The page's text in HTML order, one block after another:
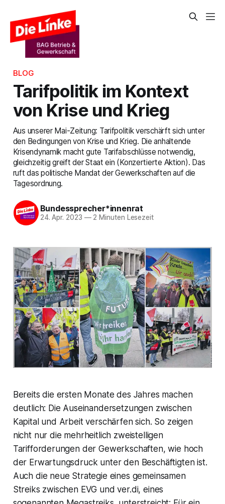
BLOG
Tarifpolitik im Kontext
von Krise und Krieg
Aus unserer Mai-Zeitung: Tarifpolitik verschärft sich unter
den Bedingungen von Krise und Krieg. Die anhaltende
Krisendynamik macht gute Tarifabschlüsse notwendig,
gleichzeitig greift der Staat ein (Konzertierte Aktion). Das
ruft das politische Mandat der Gewerkschaften auf die
Tagesordnung.
Bundessprecher*innenrat
24. Apr. 2023 —2 Minuten Lesezeit
Bereits die ersten Monate des Jahres machen
deutlich: Die Auseinandersetzungen zwischen
Kapital und Arbeit verschärfen sich. So zeigen
nicht nur die mehrheitlich zweistelligen
Tarifforderungen der Gewerkschaften, wie hoch
der Erwartungsdruck unter den Beschäftigten ist.
Auch die neue Strategie eines gemeinsamen
Streiks zwischen EVG und ver.di, eines